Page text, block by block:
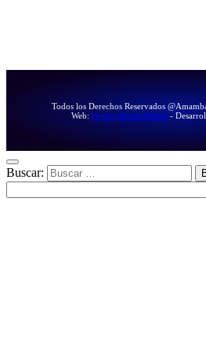
Todos los Derechos Reservados
Web: HostingBaratoOnline-
Buscar: